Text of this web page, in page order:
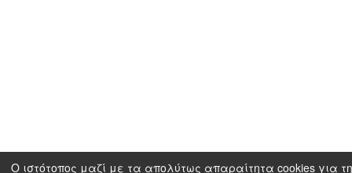
Ο ιστότοπος μαζί με τα απολύτως απαραίτητα cookies για